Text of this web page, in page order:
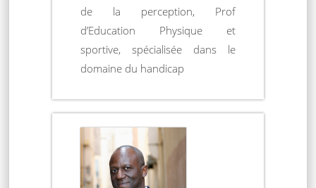
de la perception, Prof
d’Education Physique et
sportive, spécialisée dans le
domaine du handicap